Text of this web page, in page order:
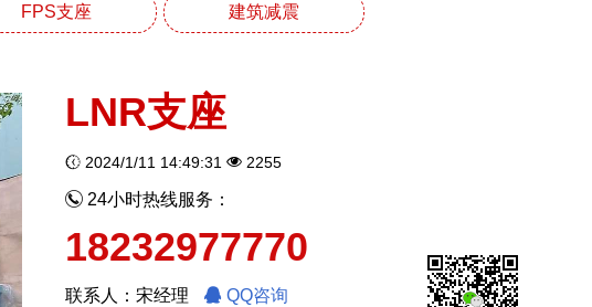
FPS支座 建筑减震
LNR支座
2024/1/11 14:49:31 2255
24小时热线服务：
18232977770
联系人：宋经理
QQ咨询